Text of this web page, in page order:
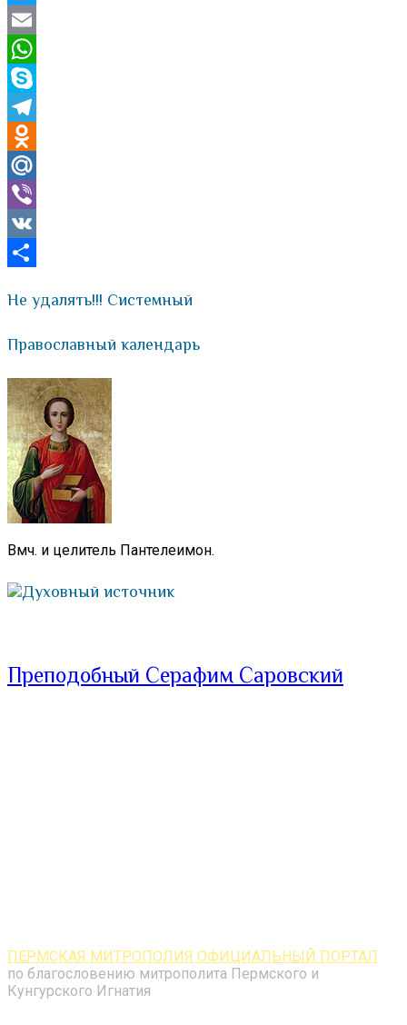
Twitter
Email
WhatsApp
Skype
Telegram
Odnoklassniki
Mail.Ru
Viber
VK
Не удалять!!! Системный
Православный календарь
Вмч. и целитель Пантелеимон.
Духовный источник
Преподобный Серафим Саровский
ПЕРМСКАЯ МИТРОПОЛИЯ ОФИЦИАЛЬНЫЙ ПОРТАЛ
по благословению митрополита Пермского и
Кунгурского Игнатия